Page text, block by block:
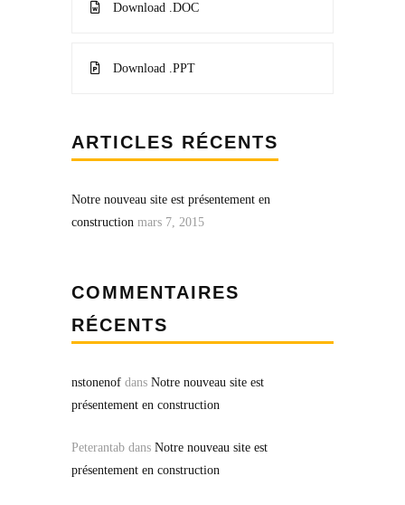
Download .DOC
Download .PPT
ARTICLES RÉCENTS
Notre nouveau site est présentement en
construction mars 7, 2015
COMMENTAIRES
RÉCENTS
nstonenof dans Notre nouveau site est
présentement en construction
Peterantab dans Notre nouveau site est
présentement en construction